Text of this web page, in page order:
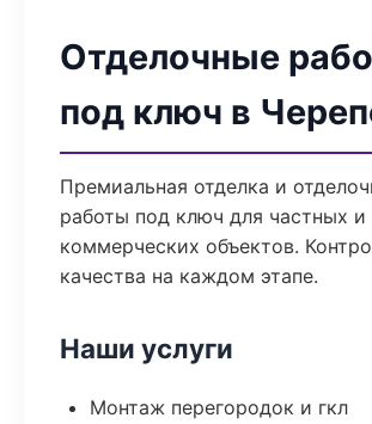
Отделочные
под ключ в
Премиальная отделка и
работы под ключ для частных и
коммерческих объектов.
качества на каждом этапе.
Наши услуги
Монтаж перегородок и гкл